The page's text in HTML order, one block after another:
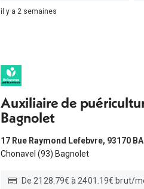
il y a 2 semaines
Auxiliaire de
Bagnolet
17 Rue Raymond Lefebvre, 93170
Chonavel (93) Bagnolet
De 2128.79€ à 2401.19€ brut/